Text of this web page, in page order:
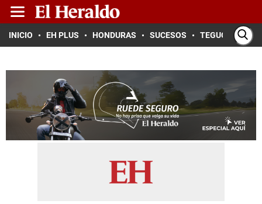
INICIO EH PLUS HONDURAS SUCESOS TEGUCIGALPA